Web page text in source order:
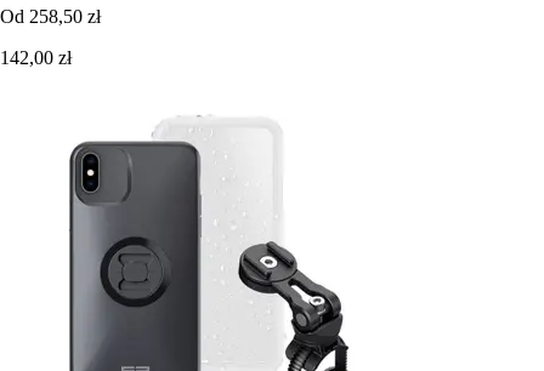
Od 258,50 zł
142,00 zł